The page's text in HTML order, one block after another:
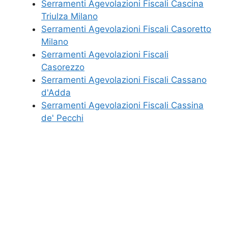
Serramenti Agevolazioni Fiscali Cascina
Triulza Milano
Serramenti Agevolazioni Fiscali Casoretto
Milano
Serramenti Agevolazioni Fiscali
Casorezzo
Serramenti Agevolazioni Fiscali Cassano
d'Adda
Serramenti Agevolazioni Fiscali Cassina
de' Pecchi